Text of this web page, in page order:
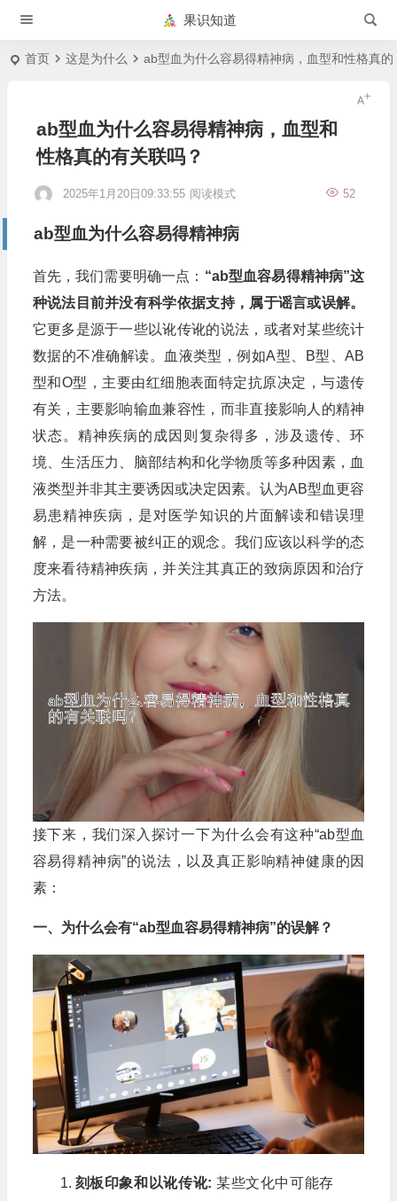
果识知道
首页 这是为什么 ab型血为什么容易得精神病，血型和性格真
ab型血为什么容易得精神病，血型和
性格真的有关联吗？
2025年1月20日09:33:55 52
阅读模式
ab型血为什么容易得精神病
首先，我们需要明确一点： “ab型血容易得精神病”这
种说法目前并没有科学依据支持，属于谣言或误解。
它更多是源于一些以讹传讹的说法，或者对某些统计
数据的不准确解读。血液类型，例如A型、B型、AB
型和O型，主要由红细胞表面特定抗原决定，与遗传
有关，主要影响输血兼容性，而非直接影响人的精神
状态。精神疾病的成因则复杂得多，涉及遗传、环
境、生活压力、脑部结构和化学物质等多种因素，血
液类型并非其主要诱因或决定因素。认为AB型血更容
易患精神疾病，是对医学知识的片面解读和错误理
解，是一种需要被纠正的观念。我们应该以科学的态
度来看待精神疾病，并关注其真正的致病原因和治疗
方法。
接下来，我们深入探讨一下为什么会有这种“ab型血
容易得精神病”的说法，以及真正影响精神健康的因
素：
一、为什么会有“ab型血容易得精神病”的误解？
刻板印象和以讹传讹: 某些文化中可能存